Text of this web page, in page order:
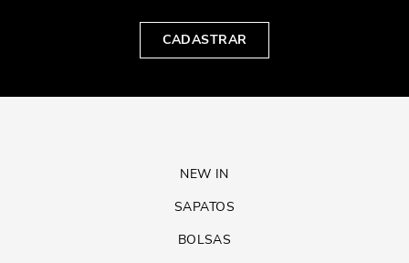
CADASTRAR
NEW IN
SAPATOS
BOLSAS